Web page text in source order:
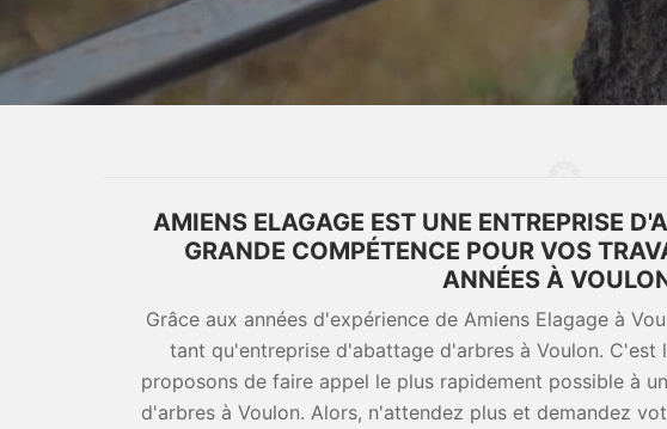
AMIENS ELAGAGE EST UNE ENTREPRISE
GRANDE COMPÉTENCE POUR VOS
ANNÉES À
Grâce aux années d'expérience de Amiens Elagage à
tant qu'entreprise d'abattage d'arbres à Voulon. C'est
proposons de faire appel le plus rapidement possible à
d'arbres à Voulon. Alors, n'attendez plus et demandez